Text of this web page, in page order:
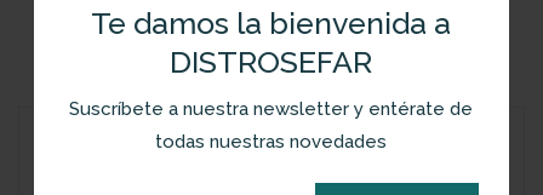
Te damos la bienvenida a
DISTROSEFAR
Suscríbete a nuestra newsletter y entérate de
todas nuestras novedades
Productos Relacionados